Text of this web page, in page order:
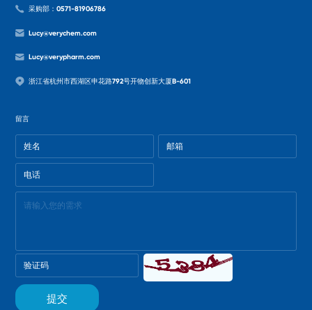
采购部：0571-81906786
Lucy@verychem.com
Lucy@verypharm.com
浙江省杭州市西湖区申花路792号开物创新大厦B-601
留言